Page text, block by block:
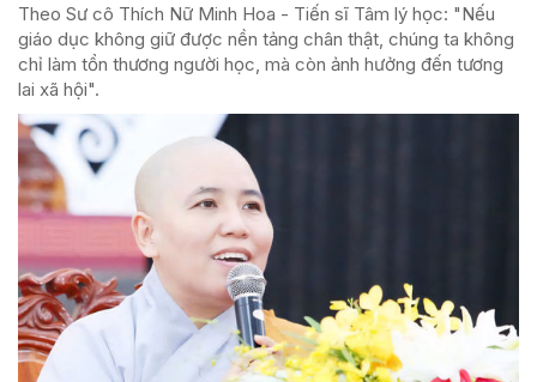
Theo Sư cô Thích Nữ Minh Hoa - Tiến sĩ Tâm lý học: "Nếu
giáo dục không giữ được nền tảng chân thật, chúng ta không
chỉ làm tổn thương người học, mà còn ảnh hưởng đến tương
lai xã hội".